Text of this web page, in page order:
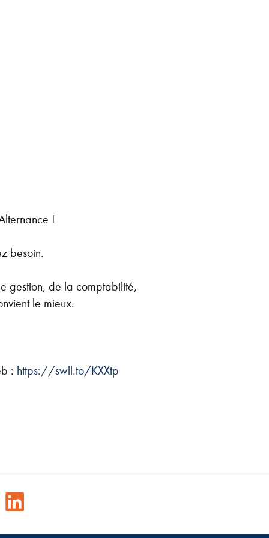
!
besoin.
gestion, de la comptabilité,
le mieux.
: https://swll.to/KXXtp